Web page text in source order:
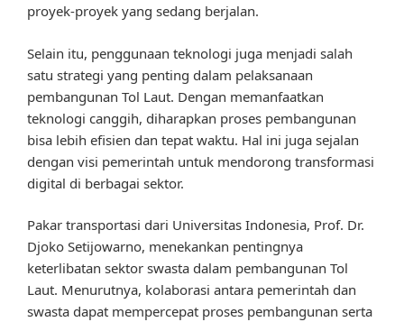
proyek-proyek yang sedang berjalan.
Selain itu, penggunaan teknologi juga menjadi salah
satu strategi yang penting dalam pelaksanaan
pembangunan Tol Laut. Dengan memanfaatkan
teknologi canggih, diharapkan proses pembangunan
bisa lebih efisien dan tepat waktu. Hal ini juga sejalan
dengan visi pemerintah untuk mendorong transformasi
digital di berbagai sektor.
Pakar transportasi dari Universitas Indonesia, Prof. Dr.
Djoko Setijowarno, menekankan pentingnya
keterlibatan sektor swasta dalam pembangunan Tol
Laut. Menurutnya, kolaborasi antara pemerintah dan
swasta dapat mempercepat proses pembangunan serta